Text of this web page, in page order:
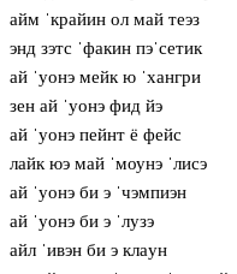
айм ˈкрайин ол май теэз
энд зэтс ˈфакин пэˈсетик
ай ˈуонэ мейк ю ˈхангри
зен ай ˈуонэ фид йэ
ай ˈуонэ пейнт ё фейс
лайк юэ май ˈмоунэ ˈлисэ
ай ˈуонэ би э ˈчэмпиэн
ай ˈуонэ би э ˈлузэ
айл ˈивэн би э клaун